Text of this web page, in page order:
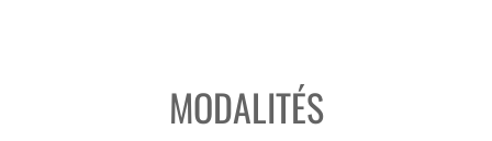
MODALITÉS